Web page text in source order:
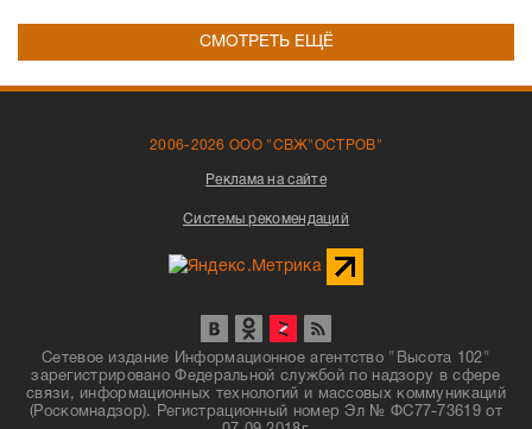
СМОТРЕТЬ ЕЩЁ
2006-2026 ООО "СВЖ"ОСТРОВ"
Реклама на сайте
Системы рекомендаций
Сетевое издание Информационное агентство "Высота 102"
зарегистрировано Федеральной службой по надзору в сфере
связи, информационных технологий и массовых коммуникаций
(Роскомнадзор). Регистрационный номер Эл № ФС77-73619 от